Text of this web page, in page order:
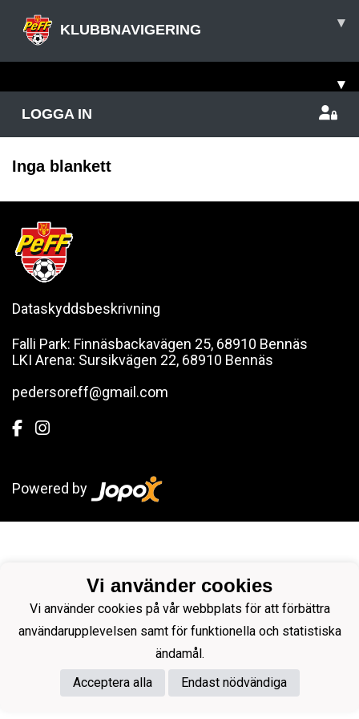
KLUBBNAVIGERING ▾
▾
LOGGA IN
Inga blankett
Dataskyddsbeskrivning
Falli Park: Finnäsbackavägen 25, 68910 Bennäs
LKI Arena: Sursikvägen 22, 68910 Bennäs
pedersoreff@gmail.com
Powered by
Vi använder cookies
Vi använder cookies på vår webbplats för att förbättra
användarupplevelsen samt för funktionella och statistiska
ändamål.
Acceptera alla
Endast nödvändiga